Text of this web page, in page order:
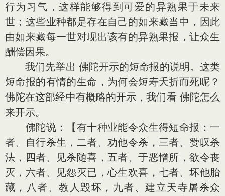
行为习气，这样能够得到可爱的异熟果于未来
世；这些业种都是存在自己的如来藏当中，因此
由如来藏每一世对现出该有的异熟果报，让众生
酬偿因果。
我们先举出 佛陀开示的短命报的说明。这类
短命报的有情的生命，为何会短寿夭折而死呢？
佛陀在这部经中有概略的开示，我们看 佛陀怎么
来开示。
佛陀说：【有十种业能令众生得短命报：一
者、自行杀生，二者、劝他令杀，三者、赞叹杀
法，四者、见杀随喜，五者、于恶憎所，欲令丧
灭，六者、见怨灭已，心生欢喜，七者、坏他胎
藏，八者、教人毁坏，九者、建立天寺屠杀众